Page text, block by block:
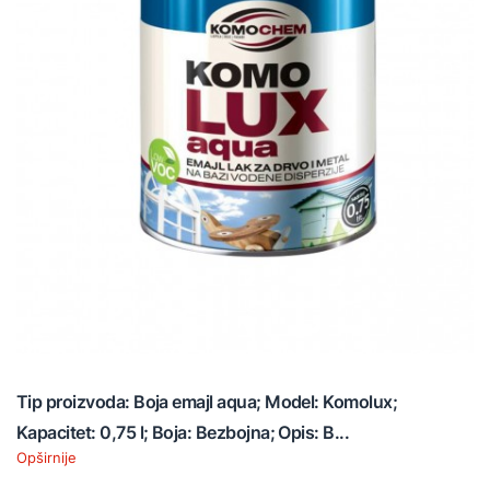
Tip proizvoda: Boja emajl aqua; Model: Komolux;
Kapacitet: 0,75 l; Boja: Bezbojna; Opis: B...
Opširnije